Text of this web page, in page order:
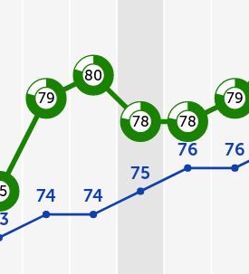
74 74
75
76 76
79
80
78 78
79